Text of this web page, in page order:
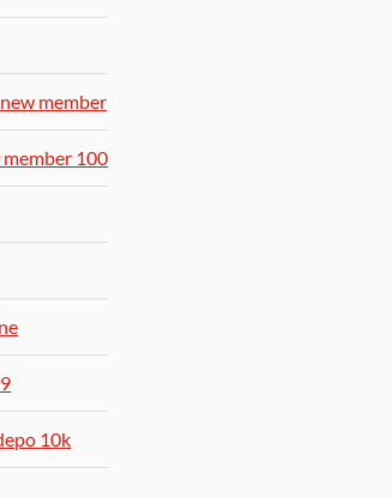
member
100
10k